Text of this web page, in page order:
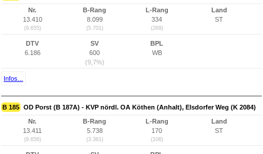
Nr.
13.410
(9.655)
B-Rang
8.099
(5.701)
L-Rang
334
(269)
Land
ST
DTV
6.186
SV
600
(9,7%)
BPL
WB
Infos...
B 185 OD Porst (B 187A) - KVP nördl. OA Köthen (Anhalt), Elsdorfer Weg (K 2084)
Nr.
13.411
(9.656)
B-Rang
5.738
(3.361)
L-Rang
170
(106)
Land
ST